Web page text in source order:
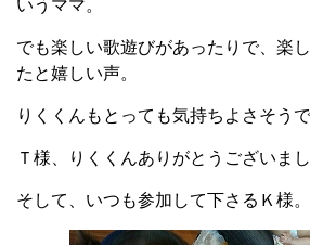
いうママ。
でも楽しい歌遊びがあったりで、楽
たと嬉しい声。
りくくんもとっても気持ちよさそうで
Ｔ様、りくくんありがとうございま
そして、いつも参加して下さるＫ様。